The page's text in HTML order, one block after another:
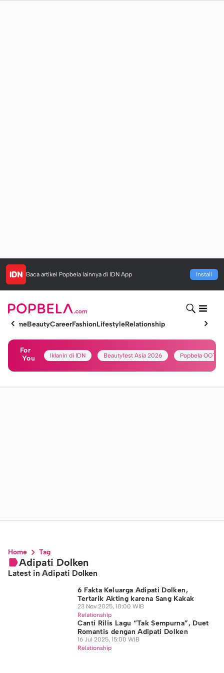
Baca artikel Popbela lainnya di IDN App Install
HomeBeautyCareerFashionLifestyleRelationship
For
You
Iklanin di IDN Beautyfest Asia 2026 Popbela OOTD
Home Tag
Adipati Dolken
Latest in Adipati Dolken
6 Fakta Keluarga Adipati Dolken,
Tertarik Akting karena Sang Kakak
23 Nov 2025, 10:00 WIB
Relationship
Canti Rilis Lagu “Tak Sempurna”, Duet
Romantis dengan Adipati Dolken
16 Jul 2025, 15:00 WIB
Relationship